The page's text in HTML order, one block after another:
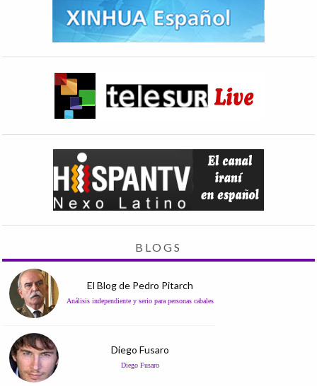
BLOGS
El Blog de Pedro Pitarch
Análisis independiente y serio para personas cabales
Diego Fusaro
Diego Fusaro